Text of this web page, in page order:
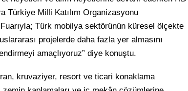
Türkiye Milli Katılım Organizasyonu
Türk mobilya sektörünün küresel ölçekte
projelerde daha fazla yer almasını
amaçlıyoruz” diye konuştu.
kruvaziyer, resort ve ticari konaklama